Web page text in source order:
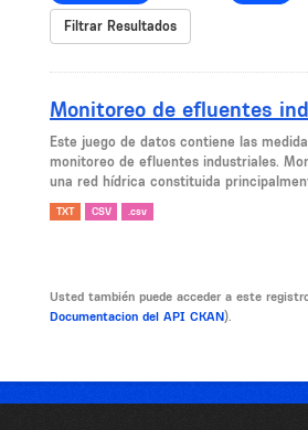
Filtrar Resultados
Monitoreo de efluentes
Este juego de datos contiene las
monitoreo de efluentes industriales.
una red hídrica constituida
TXT CSV .csv
Usted también puede acceder a este
Documentacion del API CKAN).